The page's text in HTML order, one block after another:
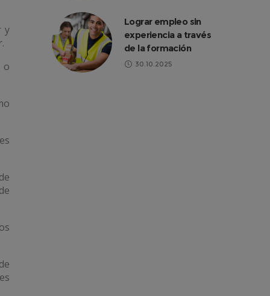
y
o
Lograr empleo sin
experiencia a través
de la formación
30.10.2025